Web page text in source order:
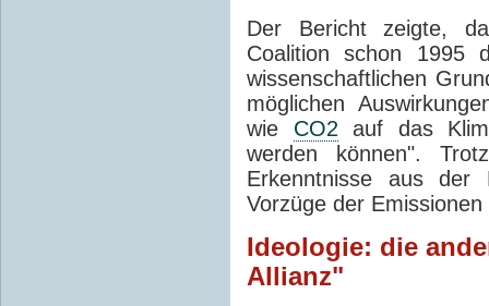
Der Bericht zeigte,
Coalition schon 1995
wissenschaftlichen
möglichen
wie CO2 auf das
werden können".
Erkenntnisse aus der
Vorzüge der
Ideologie: die
Allianz"